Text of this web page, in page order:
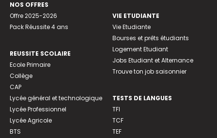
NOS OFFRES
Offre 2025-2026
Pack Réussite 4 ans
REUSSITE SCOLAIRE
Ecole Primaire
Collège
CAP
Lycée général et technologique
Lycée Professionnel
Lycée Agricole
BTS
VIE ETUDIANTE
Vie Etudiante
Bourses et prêts étudiants
Logement Etudiant
Jobs Etudiant et Alternance
Trouve ton job saisonnier
TESTS DE LANGUES
TFI
TCF
TEF